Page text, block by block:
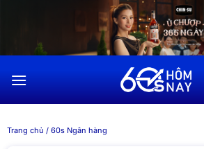
dung
Trang chủ / 60s Ngân hàng